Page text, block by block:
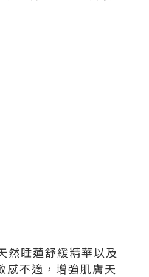
然睡蓮舒緩精華以及
感不適，增強肌膚天